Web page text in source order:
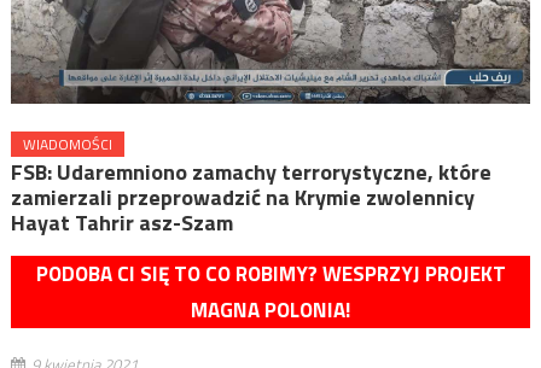
WIADOMOŚCI
FSB: Udaremniono zamachy terrorystyczne, które
zamierzali przeprowadzić na Krymie zwolennicy
Hayat Tahrir asz-Szam
PODOBA CI SIĘ TO CO ROBIMY? WESPRZYJ PROJEKT
MAGNA POLONIA!